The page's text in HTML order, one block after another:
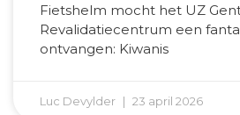
Fietshelm mocht het UZ
Revalidatiecentrum een
ontvangen: Kiwanis
Luc Devylder 23 april 2026